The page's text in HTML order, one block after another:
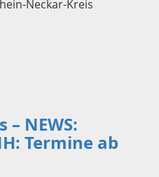
NEWS:
Termine ab